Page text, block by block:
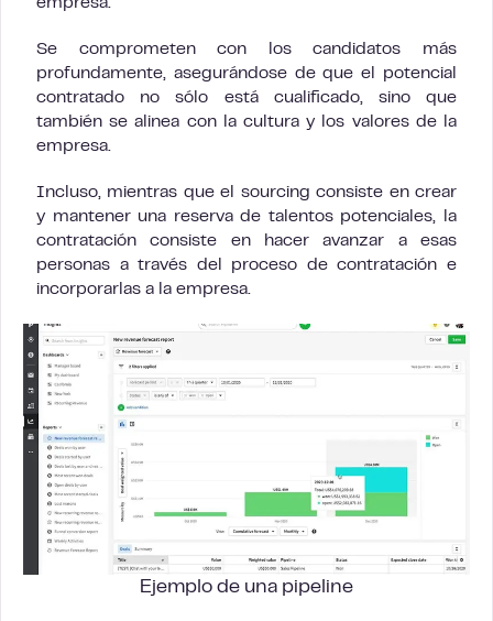
empresa.
Se comprometen con los candidatos más
profundamente, asegurándose de que el potencial
contratado no sólo está cualificado, sino que
también se alinea con la cultura y los valores de la
empresa.
Incluso, mientras que el sourcing consiste en crear
y mantener una reserva de talentos potenciales, la
contratación consiste en hacer avanzar a esas
personas a través del proceso de contratación e
incorporarlas a la empresa.
Ejemplo de una pipeline